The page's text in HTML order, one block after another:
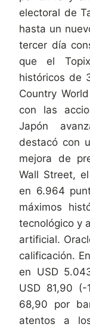
electoral de
hasta un
tercer día
que el
históricos de
Country
con las
Japón
destacó con
mejora de
Wall Street,
en 6.964
máximos
tecnológico y
artificial.
calificación.
en USD
USD 81,90
68,90 por
atentos a